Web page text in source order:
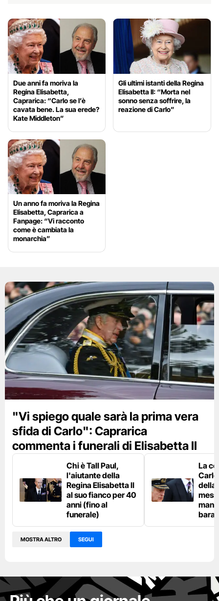
Due anni fa moriva la
Regina Elisabetta,
Caprarica: “Carlo se l’è
cavata bene. La sua erede?
Kate Middleton”
Gli ultimi istanti della Regina
Elisabetta II: “Morta nel
sonno senza soffrire, la
reazione di Carlo”
Un anno fa moriva la Regina
Elisabetta, Caprarica a
Fanpage: “Vi racconto
come è cambiata la
monarchia”
"Vi spiego quale sarà la prima vera
sfida di Carlo": Caprarica
commenta i funerali di Elisabetta II
Chi è Tall Paul,
l'aiutante della
Regina Elisabetta II
al suo fianco per 40
anni (fino al
funerale)
La
della
bara
MOSTRA ALTRO SEGUI